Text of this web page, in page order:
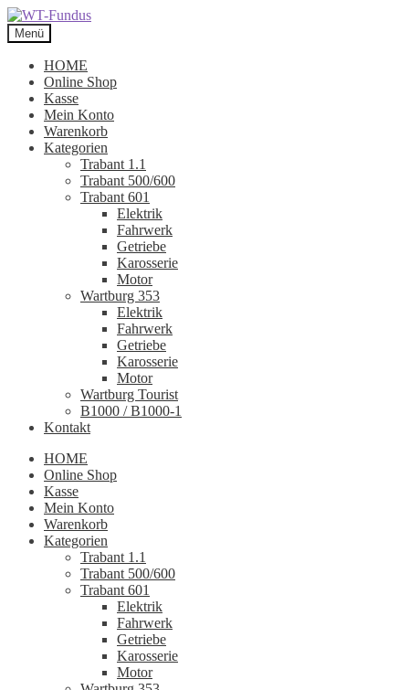
Zur
Navigation
springen
Zum
Inhalt
springen
Menü
HOME
Online Shop
Kasse
Mein Konto
Warenkorb
Kategorien
Trabant 1.1
Trabant 500/600
Trabant 601
Elektrik
Fahrwerk
Getriebe
Karosserie
Motor
Wartburg 353
Elektrik
Fahrwerk
Getriebe
Karosserie
Motor
Wartburg Tourist
B1000 / B1000-1
Kontakt
HOME
Online Shop
Kasse
Mein Konto
Warenkorb
Kategorien
Trabant 1.1
Trabant 500/600
Trabant 601
Elektrik
Fahrwerk
Getriebe
Karosserie
Motor